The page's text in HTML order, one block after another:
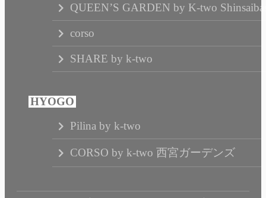
QUEEN’S GARDEN by K-two
corso
SHARE by k-two
Pilina by k-two
CORSO by k-two 西宮ガーデンズ